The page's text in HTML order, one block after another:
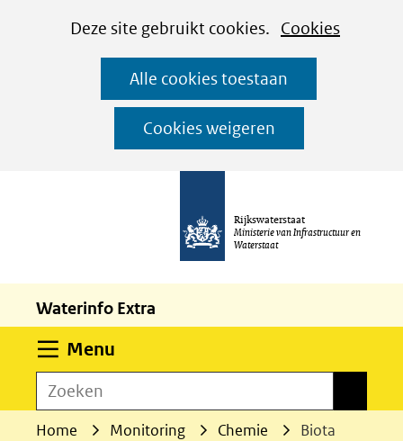
CookiesDeze site gebruikt cookies. Cookies
worden
toegestaan
geweigerd.
Alle cookies toestaan
Cookies weigeren
Ga
naar
de
inhoud
Rijkswaterstaat
Ministerie van Infrastructuur en
Waterstaat
Waterinfo Extra
Menu
Zoeken
Home Monitoring Chemie Biota